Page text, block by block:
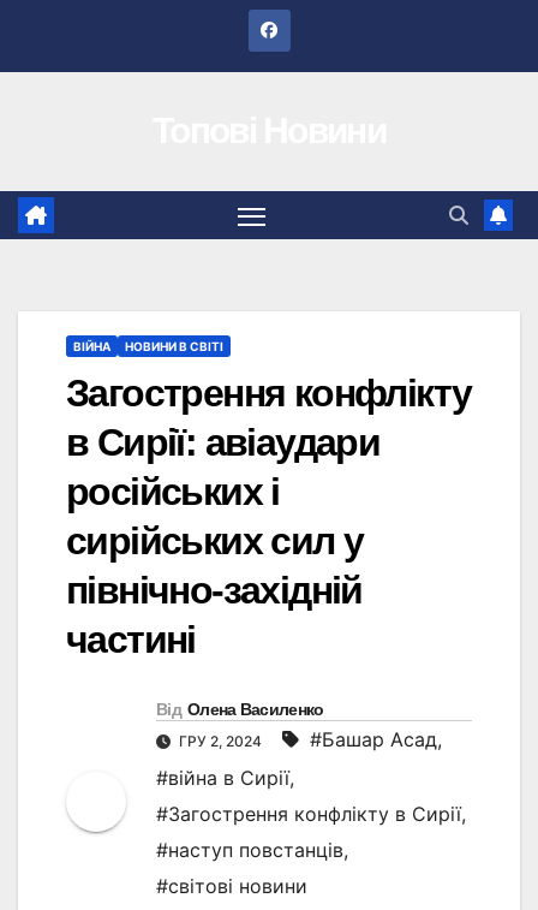
ВІЙНА НОВИНИ В СВІТІ
Загострення конфлікту
в Сирії: авіаудари
російських і
сирійських сил у
північно-західній
частині
Від Олена Василенко
ГРУ 2, 2024 #Башар Асад,
#війна в Сирії,
#Загострення конфлікту в Сирії,
#наступ повстанців,
#світові новини